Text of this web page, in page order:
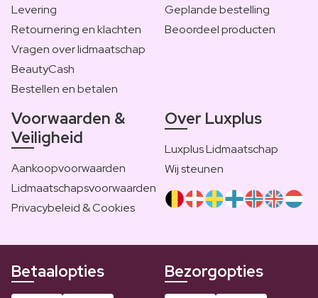
Levering
Retournering en klachten
Vragen over lidmaatschap
BeautyCash
Bestellen en betalen
Geplande bestelling
Beoordeel producten
Voorwaarden &
Veiligheid
Aankoopvoorwaarden
Lidmaatschapsvoorwaarden
Privacybeleid & Cookies
Over Luxplus
Luxplus Lidmaatschap
Wij steunen
Betaalopties Bezorgopties